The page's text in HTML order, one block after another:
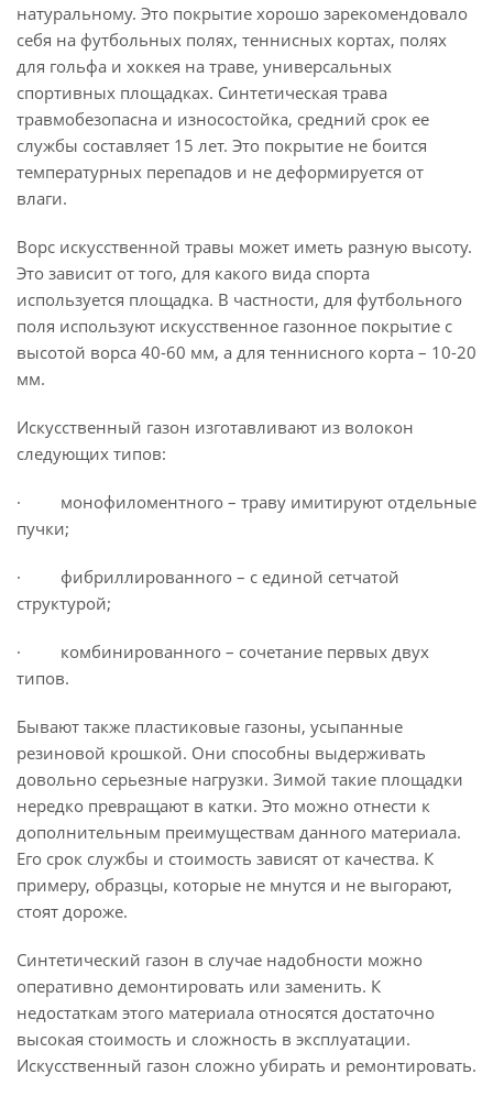
натуральному. Это покрытие хорошо зарекомендовало
себя на футбольных полях, теннисных кортах, полях
для гольфа и хоккея на траве, универсальных
спортивных площадках. Синтетическая трава
травмобезопасна и износостойка, средний срок ее
службы составляет 15 лет. Это покрытие не боится
температурных перепадов и не деформируется от
влаги.
Ворс искусственной травы может иметь разную высоту.
Это зависит от того, для какого вида спорта
используется площадка. В частности, для футбольного
поля используют искусственное газонное покрытие с
высотой ворса 40-60 мм, а для теннисного корта – 10-20
мм.
Искусственный газон изготавливают из волокон
следующих типов:
· монофиломентного – траву имитируют отдельные
пучки;
· фибриллированного – с единой сетчатой
структурой;
· комбинированного – сочетание первых двух
типов.
Бывают также пластиковые газоны, усыпанные
резиновой крошкой. Они способны выдерживать
довольно серьезные нагрузки. Зимой такие площадки
нередко превращают в катки. Это можно отнести к
дополнительным преимуществам данного материала.
Его срок службы и стоимость зависят от качества. К
примеру, образцы, которые не мнутся и не выгорают,
стоят дороже.
Синтетический газон в случае надобности можно
оперативно демонтировать или заменить. К
недостаткам этого материала относятся достаточно
высокая стоимость и сложность в эксплуатации.
Искусственный газон сложно убирать и ремонтировать.